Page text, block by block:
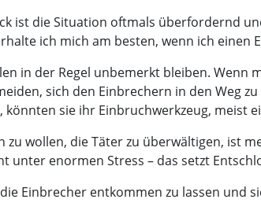
ist die Situation oftmals überfordernd
ich mich am besten, wenn ich einen
in der Regel unbemerkt bleiben. Wenn
sich den Einbrechern in den Weg
könnten sie ihr Einbruchwerkzeug, meist
zu wollen, die Täter zu überwältigen, ist
unter enormen Stress – das setzt
Einbrecher entkommen zu lassen und